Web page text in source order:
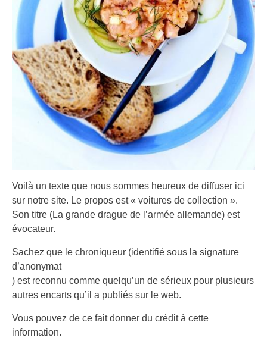
Voilà un texte que nous sommes heureux de diffuser ici
sur notre site. Le propos est « voitures de collection ».
Son titre (La grande drague de l’armée allemande) est
évocateur.
Sachez que le chroniqueur (identifié sous la signature
d’anonymat
) est reconnu comme quelqu’un de sérieux pour plusieurs
autres encarts qu’il a publiés sur le web.
Vous pouvez de ce fait donner du crédit à cette
information.